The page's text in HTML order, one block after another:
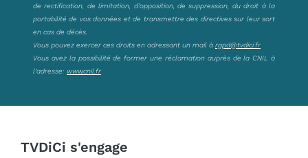
de rectification, de limitation, d’opposition, de suppression, du droit à la
portabilité de vos données et de transmettre des directives sur leur sort
en cas de décès.
Vous pouvez exercer ces droits en adressant un mail à rgpd@tvdici.fr
Vous avez la possibilité de former une réclamation auprès de la CNIL à
l’adresse: www.cnil.fr
TVDiCi s'engage